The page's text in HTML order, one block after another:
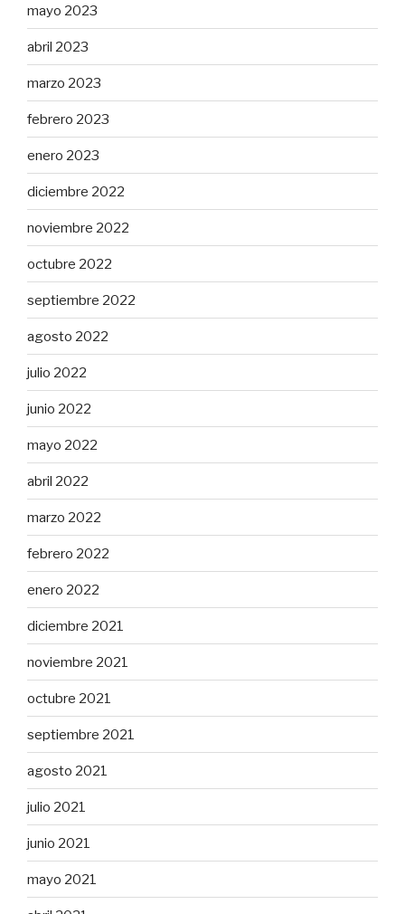
mayo 2023
abril 2023
marzo 2023
febrero 2023
enero 2023
diciembre 2022
noviembre 2022
octubre 2022
septiembre 2022
agosto 2022
julio 2022
junio 2022
mayo 2022
abril 2022
marzo 2022
febrero 2022
enero 2022
diciembre 2021
noviembre 2021
octubre 2021
septiembre 2021
agosto 2021
julio 2021
junio 2021
mayo 2021